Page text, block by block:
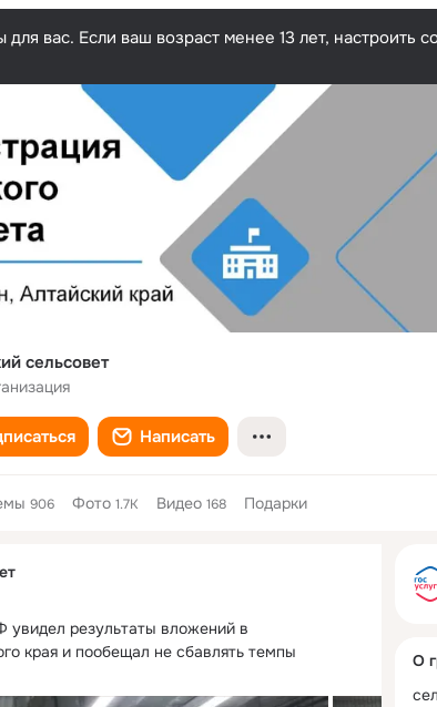
вас. Если ваш возраст менее 13 лет, настроить
сельсовет
Написать
906 Фото 1.7K Видео 168 Подарки
результаты вложений в
края и пообещал не сбавлять темпы
О